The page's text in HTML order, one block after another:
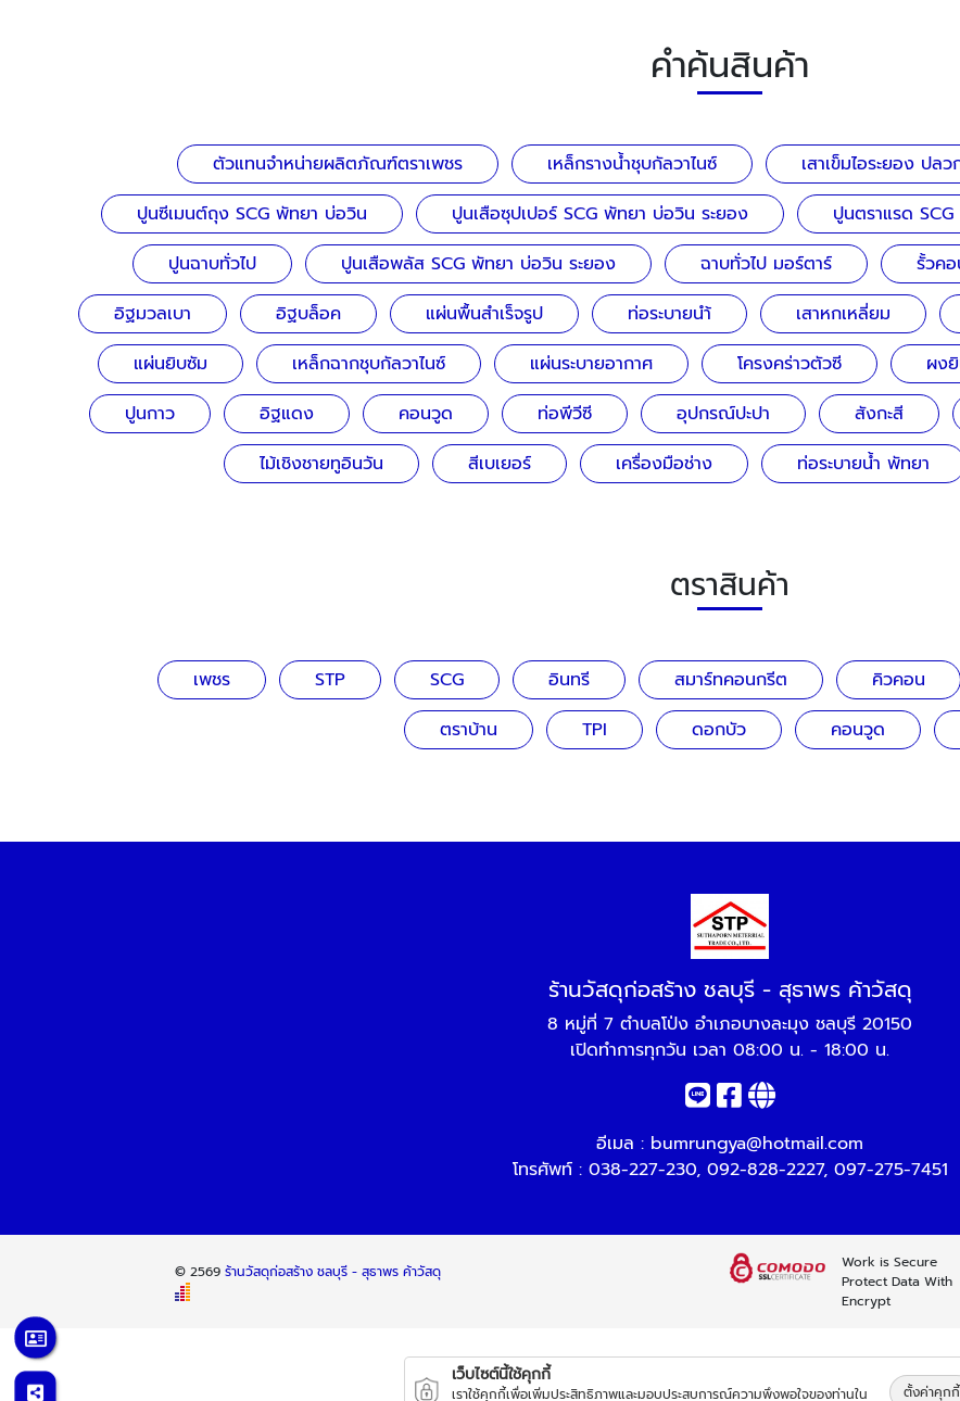
คำค้นสินค้า
ตัวแทนจำหน่ายผลิตภัณฑ์ตราเพชร เหล็กรางน้ำชุบกัลวาไนซ์ เสาเข็มไอระยอง ป
ปูนซีเมนต์ถุง SCG พัทยา บ่อวิน
ปูนเสือซุปเปอร์ SCG พัทยา บ่อวิน ระยอง ปูนตราแรด
ปูนฉาบทั่วไป
ปูนเสือพลัส SCG พัทยา บ่อวิน ระยอง ฉาบทั่วไป มอร์ตาร์ รั้วคอ
อิฐมวลเบา
อิฐบล็อค แผ่นพื้นสำเร็จรูป ท่อระบายนำ้ เสาหกเหลี่ยม
แผ่นยิบซัม
เหล็กฉากชุบกัลวาไนซ์ แผ่นระบายอากาศ โครงคร่าวตัวซี ผง
ปูนกาว
อิฐแดง คอนวูด ท่อพีวีซี อุปกรณ์ปะปา สังกะสี
ไม้เชิงชายทูอินวัน
สีเบเยอร์ เครื่องมือช่าง ท่อระบายน้ำ พัทยา
ตราสินค้า
เพชร STP SCG อินทรี สมาร์ทคอนกรีต คิวคอน
ตราบ้าน
TPI ดอกบัว คอนวูด
ร้านวัสดุก่อสร้าง ชลบุรี - สุธาพร ค้าวัสดุ
8 หมู่ที่ 7 ตำบลโป่ง อำเภอบางละมุง ชลบุรี 20150
เปิดทำการทุกวัน เวลา 08:00 น. - 18:00 น.
อีเมล : bumrungya@hotmail.com
โทรศัพท์ : 038-227-230, 092-828-2227, 097-275-7451
© 2569ร้านวัสดุก่อสร้าง ชลบุรี - สุธาพร ค้าวัสดุ
Work is Secure
Protect Data With
Encrypt
เว็บไซต์นี้ใช้คุกกี้
เราใช้คุกกี้เพื่อเพิ่มประสิทธิภาพและมอบประสบการณ์ความพึงพอใจของท่านใน ตั้งค่าคุกกี้